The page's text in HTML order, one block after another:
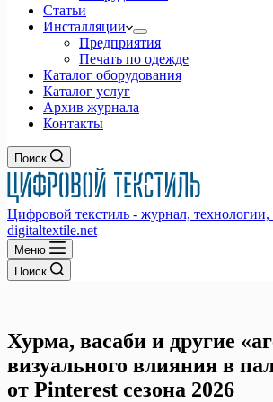
Статьи
Инсталляции
Предприятия
Печать по одежде
Каталог оборудования
Каталог услуг
Архив журнала
Контакты
Поиск
Цифровой текстиль - журнал,
digitaltextile.net
Меню
Поиск
Хурма, васаби и другие
визуального влияния в
от Pinterest сезона 2026